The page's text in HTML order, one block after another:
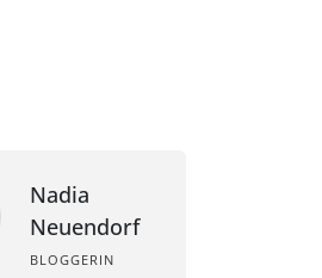
Nadia
Neuendorf
BLOGGERIN